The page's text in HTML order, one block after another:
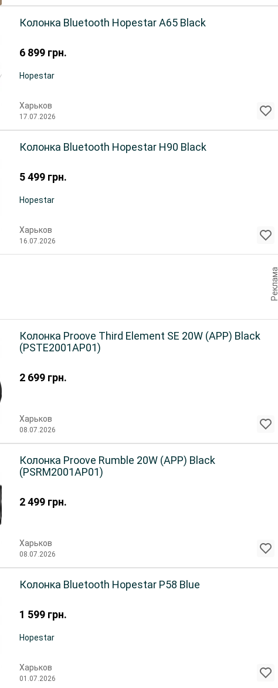
6 899 грн.
Колонка Bluetooth Hopestar A65 Black
Hopestar
Харьков
17.07.2026
5 499 грн.
Колонка Bluetooth Hopestar H90 Black
Hopestar
Харьков
16.07.2026
Реклама
2 699 грн.
Колонка Proove Third Element SE 20W (APP) Black
(PSTE2001AP01)
Харьков
08.07.2026
2 499 грн.
Колонка Proove Rumble 20W (APP) Black
(PSRM2001AP01)
Харьков
08.07.2026
1 599 грн.
Колонка Bluetooth Hopestar P58 Blue
Hopestar
Харьков
01.07.2026